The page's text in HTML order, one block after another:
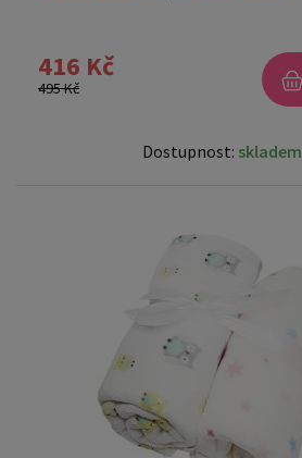
416 Kč
495 Kč
Dostupnost: skladem